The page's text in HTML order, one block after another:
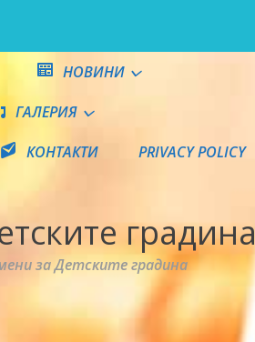
НОВИНИ
ГАЛЕРИЯ
КОНТАКТИ
PRIVACY POLICY
градина
за Детските градина